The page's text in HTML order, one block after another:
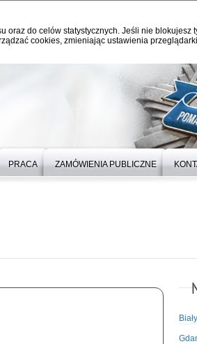
oraz do celów statystycznych. Jeśli nie blokujesz
cookies, zmieniając ustawienia
PRACA ZAMÓWIENIA PUBLICZNE